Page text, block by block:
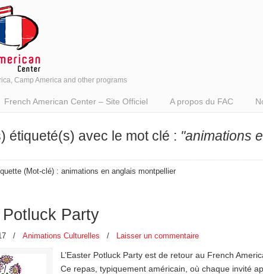
Camp America and other programs
French American Center – Site Officiel A propos du FAC
étiqueté(s) avec le mot clé : "animations
(Mot-clé) : animations en anglais montpellier
Party
/ Animations Culturelles / Laisser un commentaire
L’Easter Potluck Party est de retour au French
Ce repas, typiquement américain, où chaque invité